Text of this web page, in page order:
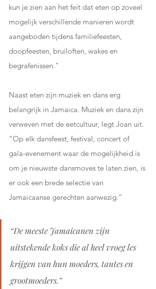
kun je zien aan het feit dat eten op zoveel
mogelijk verschillende manieren wordt
aangeboden tijdens familiefeesten,
doopfeesten, bruiloften, wakes en
begrafenissen.”
Naast eten zijn muziek en dans erg
belangrijk in Jamaica. Muziek en dans zijn
verweven met de eetcultuur, legt Joan uit.
“Op elk dansfeest, festival, concert of
gala-evenement waar de mogelijkheid is
om je nieuwste dansmoves te laten zien, is
er ook een brede selectie van
Jamaicaanse gerechten aanwezig.”
“De meeste Jamaicanen zijn
uitstekende koks die al heel vroeg les
krijgen van hun moeders, tantes en
grootmoeders.”